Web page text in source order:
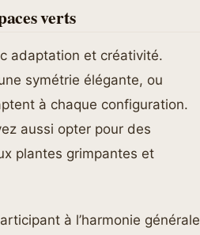
verts
adaptation et créativité.
symétrie élégante, ou
à chaque configuration.
aussi opter pour des
plantes grimpantes et
à l’harmonie générale